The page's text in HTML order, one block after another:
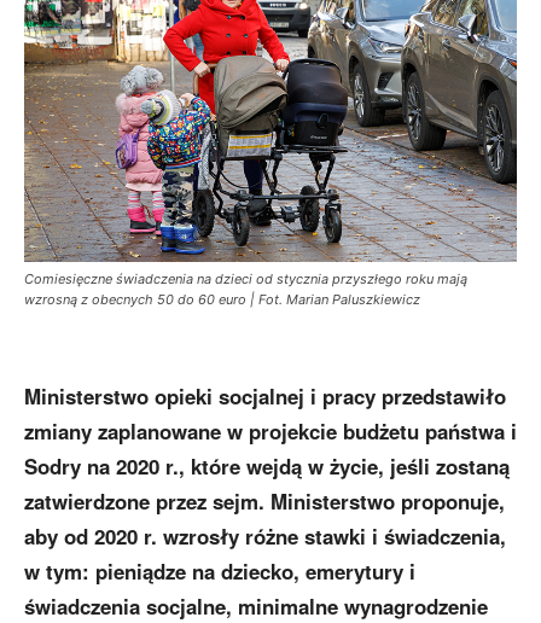
Comiesięczne świadczenia na dzieci od stycznia przyszłego roku mają
wzrosną z obecnych 50 do 60 euro | Fot. Marian Paluszkiewicz
Ministerstwo opieki socjalnej i pracy przedstawiło
zmiany zaplanowane w projekcie budżetu państwa i
Sodry na 2020 r., które wejdą w życie, jeśli zostaną
zatwierdzone przez sejm. Ministerstwo proponuje,
aby od 2020 r. wzrosły różne stawki i świadczenia,
w tym: pieniądze na dziecko, emerytury i
świadczenia socjalne, minimalne wynagrodzenie